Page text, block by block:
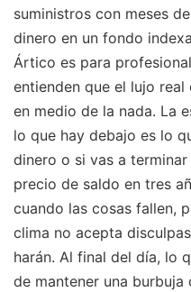
suministros con meses
dinero en un fondo
Ártico es para
entienden que el lujo
en medio de la nada. La
lo que hay debajo es lo
dinero o si vas a
precio de saldo en tres
cuando las cosas fallen,
clima no acepta
harán. Al final del día, lo
de mantener una